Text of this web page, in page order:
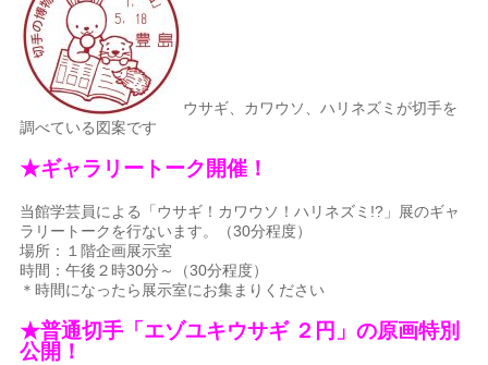
ウサギ、カワウソ、ハリネズミが切手を
調べている図案です
★ギャラリートーク開催！
当館学芸員による「ウサギ！カワウソ！ハリネズミ!?」展のギャ
ラリートークを行ないます。（30分程度）
場所：１階企画展示室
時間：午後２時30分～（30分程度）
＊時間になったら展示室にお集まりください
★普通切手「エゾユキウサギ ２円」の原画特別
公開！